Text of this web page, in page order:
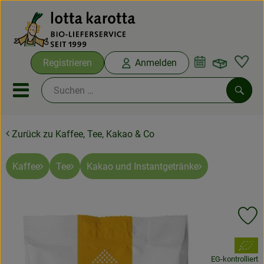
Registrieren Anmelden
Mobiles Menu öffnen oder
Ökokisten
Bio-Kochboxen
Zurück zu Kaffee, Tee, Kakao & Co
Kaffee Tee Kakao und Instantgetränke
, Verband:
EG-kontrolliert